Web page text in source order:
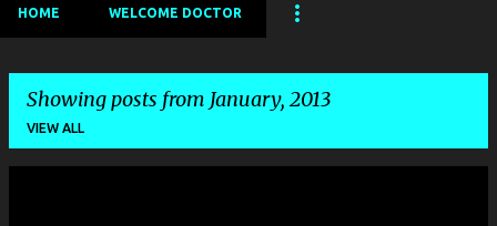
HOME WELCOME DOCTOR
Showing posts from January, 2013
VIEW ALL